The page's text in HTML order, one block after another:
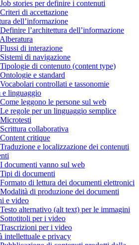
stories per definire i contenuti
di accettazione
dell’informazione
l’architettura dell’informazione
di interazione
di navigazione
di contenuto (content type)
e standard
controllati e tassonomie
e linguaggio
leggono le persone sul web
regole per un linguaggio semplice
collaborativa
critique
e localizzazione dei contenuti
documenti vanno sul web
di documenti
di lettura dei documenti elettronici
di produzione dei documenti
e video
alternativo (alt text) per le immagini
per i video
per i video
intellettuale e privacy